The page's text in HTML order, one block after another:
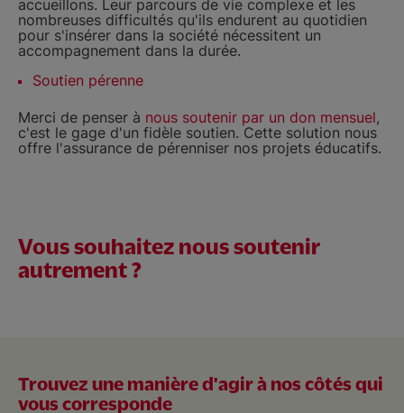
accueillons. Leur parcours de vie complexe et les
nombreuses difficultés qu'ils endurent au quotidien
pour s'insérer dans la société nécessitent un
accompagnement dans la durée.
Soutien pérenne
Merci de penser à nous soutenir par un don mensuel,
c'est le gage d'un fidèle soutien. Cette solution nous
offre l'assurance de pérenniser nos projets éducatifs.
Vous souhaitez nous soutenir
autrement ?
Trouvez une manière d'agir à nos côtés qui
vous corresponde